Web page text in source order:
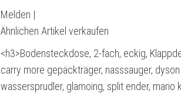
Melden |
Ähnlichen Artikel verkaufen
<h3>Bodensteckdose, 2-fach, eckig,
carry more gepäckträger, nasssauger,
wassersprudler, glamoing, split ender,